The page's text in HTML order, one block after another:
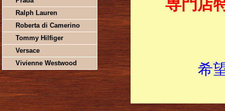
Ralph Lauren
Roberta di Camerino
Tommy Hilfiger
Versace
Vivienne Westwood
専門店
希